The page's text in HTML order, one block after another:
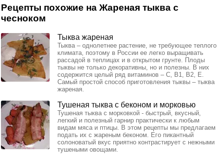
Рецепты похожие на Жареная тыква с
чесноком
Тыква жареная
Тыква – однолетнее растение, не требующее теплого
климата, поэтому в России ее легко выращивать
рассадой в теплицах и в открытом грунте. Плоды
тыквы не только декоративны, но и полезны. В них
содержится целый ряд витаминов – С, В1, В2, Е.
Самый простой способ приготовления тыквы – тыква
жареная.
Тушеная тыква с беконом и морковью
Тушеная тыква с морковкой - быстрый, вкусный,
легкий и полезный гарнир практически к любым
видам мяса и птицы. В этом рецепты мы предлагаем
подать их с жареным беконом. Его пикантный
солоноватый вкус приятно контрастирует с нежными
тушеными овощами.